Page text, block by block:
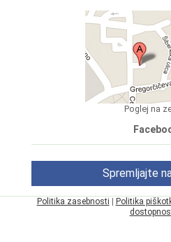
Poglej na
Spremljajte
Politika zasebnosti Politika